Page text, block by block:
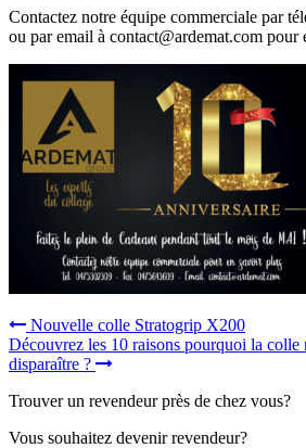
Contactez notre équipe commerciale par
ou par email à contact@ardemat.com pour
Navigation
de
Nouvelle colle Stratogrip X200
Découvrez les 10 raisons pourquoi la colle
disparaître ?
Trouver un revendeur près de chez vous?
Vous souhaitez devenir revendeur?